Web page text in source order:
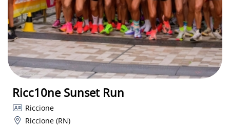
Ricc10ne Sunset Run
Riccione
Riccione (RN)